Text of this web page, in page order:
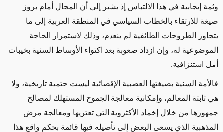
وثمة إيجابية في هذا الالتباس إذ يشير إلى أن المجال أمام بروز
صيغة للارتقاء بالخطاب السياسي في المنطقة العربية إلى ما
يتجاوز الطروحات الطائفية لم ينعدم، وذلك لاستمرار الحاجة
الموضوعية له، وإن ازداد صعوبة بعد اكتواء الأوساط السنية بخيبات
أمل استنزافية.
فالأمة السنية بصيغتها العصبية الإقصائية ليست حتمية تاريخية، ولا
هي ثابتة المعالم، وإمكانية معالجة الجموح المستهلك لمصالح
جمهورها من خلال إخماد الأكثروية التي تعتريها ومعالجة مرض
المذهبية الذي يسعى البعض إلى تأصيله فيها قائمة بحكم واقع هذا